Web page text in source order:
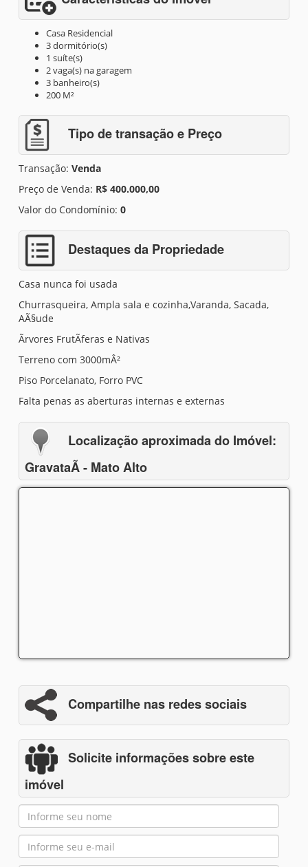
Casa Residencial
3 dormitório(s)
1 suíte(s)
2 vaga(s) na garagem
3 banheiro(s)
200 M²
Tipo de transação e Preço
Transação: Venda
Preço de Venda: R$ 400.000,00
Valor do Condomínio: 0
Destaques da Propriedade
Casa nunca foi usada
Churrasqueira, Ampla sala e cozinha,Varanda, Sacada,
AÃ§ude
Ãrvores FrutÃ­feras e Nativas
Terreno com 3000mÂ²
Piso Porcelanato, Forro PVC
Falta penas as aberturas internas e externas
Localização aproximada do Imóvel:
GravataÃ­ - Mato Alto
Compartilhe nas redes sociais
Solicite informações sobre este
imóvel